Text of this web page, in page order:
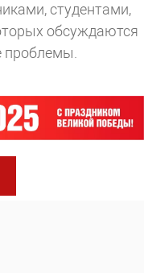
студентами,
обсуждаются
проблемы.